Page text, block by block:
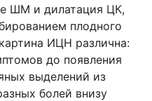
ШМ и дилатация ЦК,
плодного
ИЦН различна:
до появления
выделений из
болей внизу